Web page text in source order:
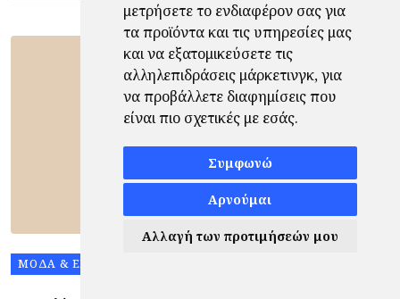
μετρήσετε το ενδιαφέρον σας για
τα προϊόντα και τις υπηρεσίες μας
και να εξατομικεύσετε τις
αλληλεπιδράσεις μάρκετινγκ,για
να προβάλλετε διαφημίσεις που
είναι πιο σχετικές με εσάς.
Συμφωνώ
Αρνούμαι
Αλλαγή των προτιμήσεών μου
ΜΌΔΑ & ΕΜΦΑΝΊΣΕΙΣ